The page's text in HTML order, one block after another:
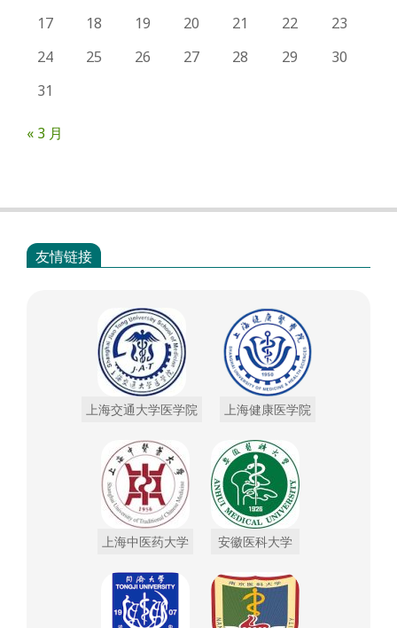
17 18 19 20 21 22
23
24
25 26 27 28 29
30
31
« 3 月
友情链接
上海交通大学医学院 上海健康医学院
上海中医药大学 安徽医科大学